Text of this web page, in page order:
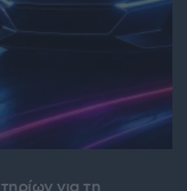
για τη